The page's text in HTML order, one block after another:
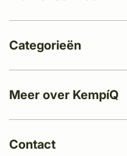
Meer over KempíQ
Categorieën
Contact